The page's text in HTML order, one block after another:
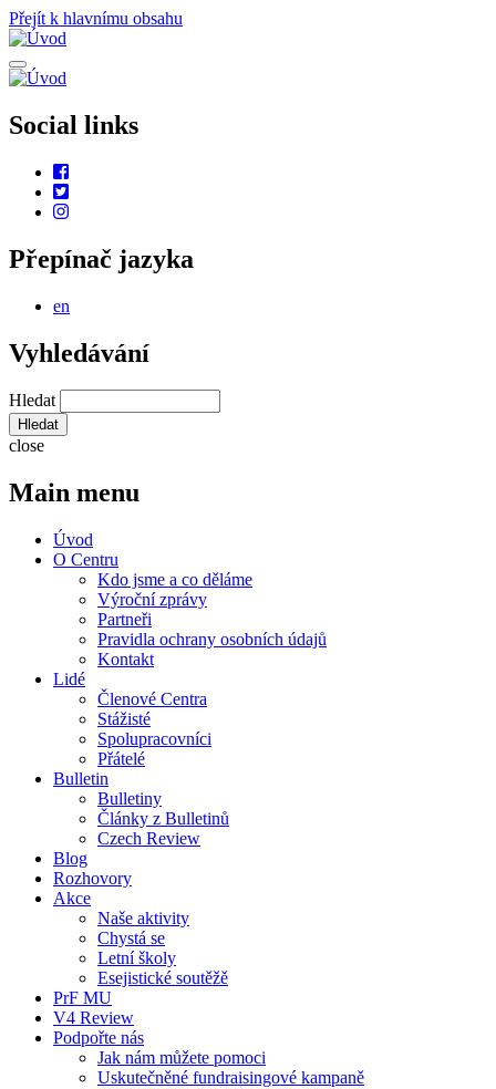
Přejít k hlavnímu obsahu
Social links
Přepínač jazyka
en
Vyhledávání
Hledat
close
Main menu
Úvod
O Centru
Kdo jsme a co děláme
Výroční zprávy
Partneři
Pravidla ochrany osobních údajů
Kontakt
Lidé
Členové Centra
Stážisté
Spolupracovníci
Přátelé
Bulletin
Bulletiny
Články z Bulletinů
Czech Review
Blog
Rozhovory
Akce
Naše aktivity
Chystá se
Letní školy
Esejistické soutěžě
PrF MU
V4 Review
Podpořte nás
Jak nám můžete pomoci
Uskutečněné fundraisingové kampaně